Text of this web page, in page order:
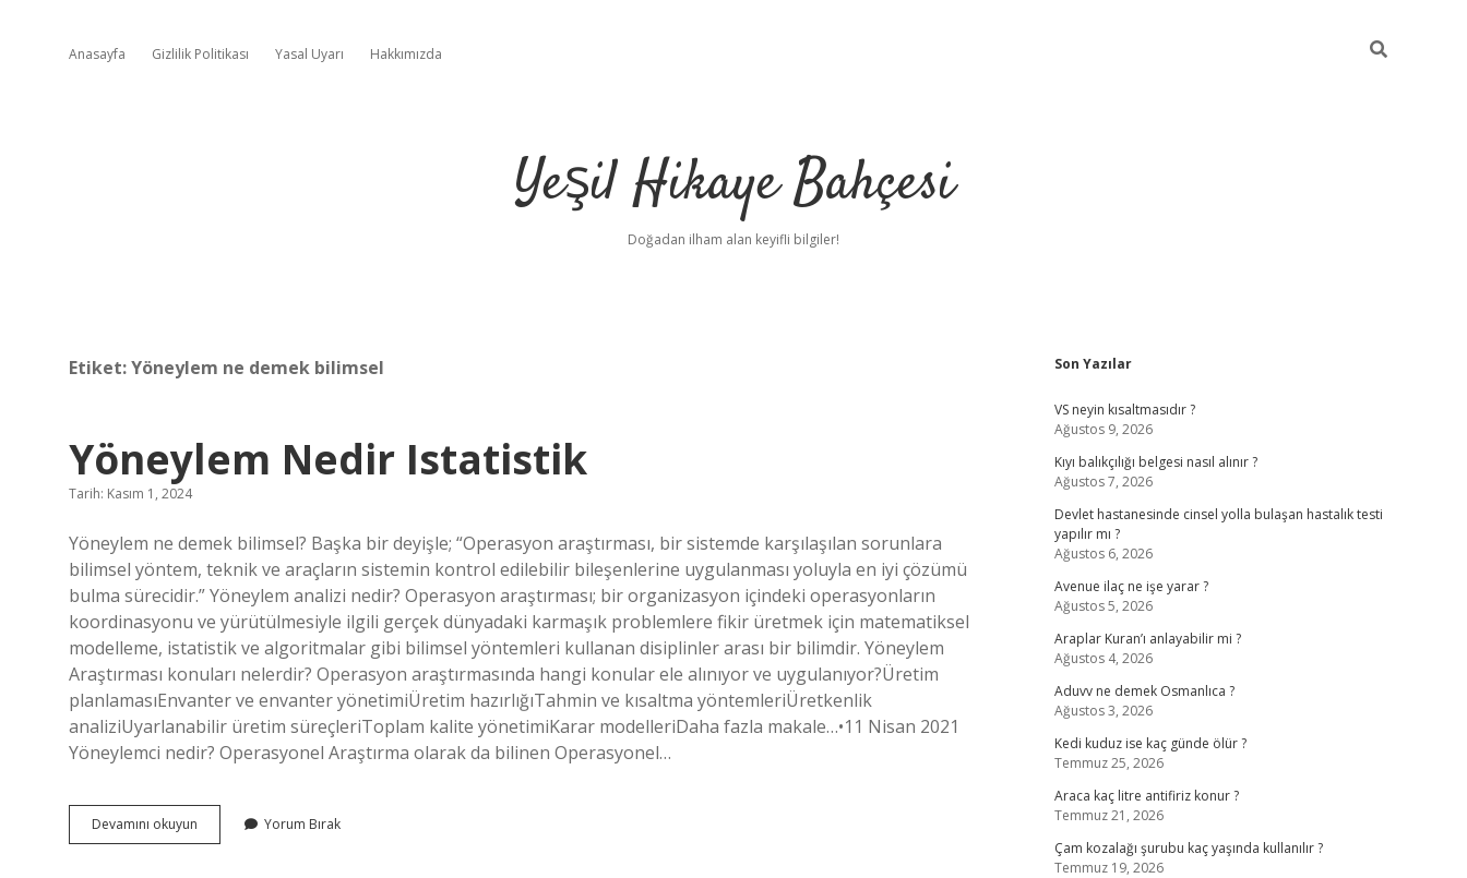
Anasayfa Gizlilik Politikası Yasal Uyarı Hakkımızda
Yeşil Hikaye Bahçesi
Doğadan ilham alan keyifli bilgiler!
Etiket:Yöneylem ne demek bilimsel
Yöneylem Nedir Istatistik
Tarih: Kasım 1, 2024
Yöneylem ne demek bilimsel? Başka bir deyişle; “Operasyon araştırması, bir sistemde karşılaşılan sorunlara
bilimsel yöntem, teknik ve araçların sistemin kontrol edilebilir bileşenlerine uygulanması yoluyla en iyi çözümü
bulma sürecidir.” Yöneylem analizi nedir? Operasyon araştırması; bir organizasyon içindeki operasyonların
koordinasyonu ve yürütülmesiyle ilgili gerçek dünyadaki karmaşık problemlere fikir üretmek için matematiksel
modelleme, istatistik ve algoritmalar gibi bilimsel yöntemleri kullanan disiplinler arası bir bilimdir. Yöneylem
Araştırması konuları nelerdir? Operasyon araştırmasında hangi konular ele alınıyor ve uygulanıyor?Üretim
planlamasıEnvanter ve envanter yönetimiÜretim hazırlığıTahmin ve kısaltma yöntemleriÜretkenlik
analiziUyarlanabilir üretim süreçleriToplam kalite yönetimiKarar modelleriDaha fazla makale…•11 Nisan 2021
Yöneylemci nedir? Operasyonel Araştırma olarak da bilinen Operasyonel…
Devamını okuyun Yöneylem
Nedir
Yorum Bırak
Sidebar
Son Yazılar
VS neyin kısaltmasıdır ?
Ağustos 9, 2026
Kıyı balıkçılığı belgesi nasıl alınır ?
Ağustos 7, 2026
Devlet hastanesinde cinsel yolla bulaşan hastalık testi
yapılır mı ?
Ağustos 6, 2026
Avenue ilaç ne işe yarar ?
Ağustos 5, 2026
Araplar Kuran’ı anlayabilir mi ?
Ağustos 4, 2026
Aduvv ne demek Osmanlıca ?
Ağustos 3, 2026
Kedi kuduz ise kaç günde ölür ?
Temmuz 25, 2026
Araca kaç litre antifiriz konur ?
Temmuz 21, 2026
Çam kozalağı şurubu kaç yaşında kullanılır ?
Temmuz 19, 2026